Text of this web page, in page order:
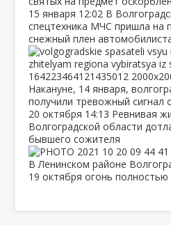
15 января 12:02 В
спецтехника МЧС пришла
снежный плен
Накануне, 14 января,
получили тревожный сигнал
20 октября 14:13 Ревнивая
Волгоградской области
бывшего сожителя
В Ленинском районе
19 октября огонь